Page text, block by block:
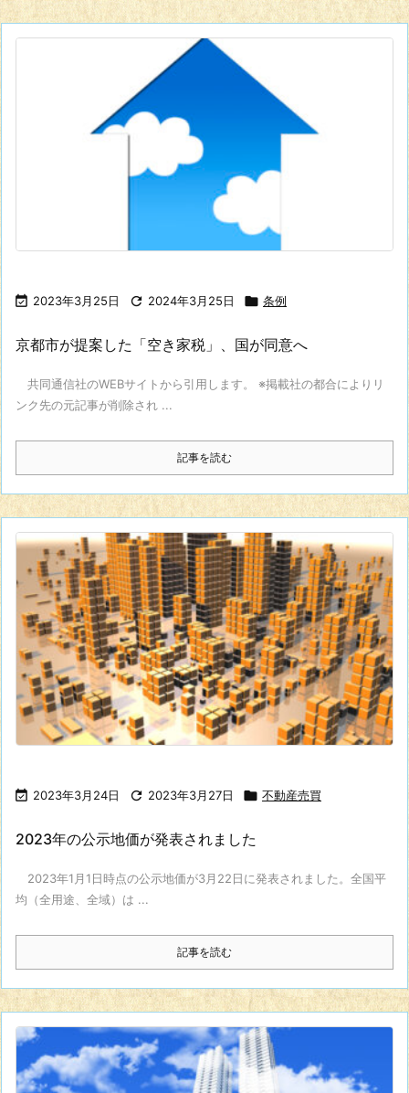
 2023年3月25日  2024年3月25日  条例
京都市が提案した「空き家税」、国が同意へ
共同通信社のWEBサイトから引用します。 ※掲載社の都合によりリ
ンク先の元記事が削除され ...
記事を読む
 2023年3月24日  2023年3月27日  不動産売買
2023年の公示地価が発表されました
2023年1月1日時点の公示地価が3月22日に発表されました。全国平
均（全用途、全域）は ...
記事を読む